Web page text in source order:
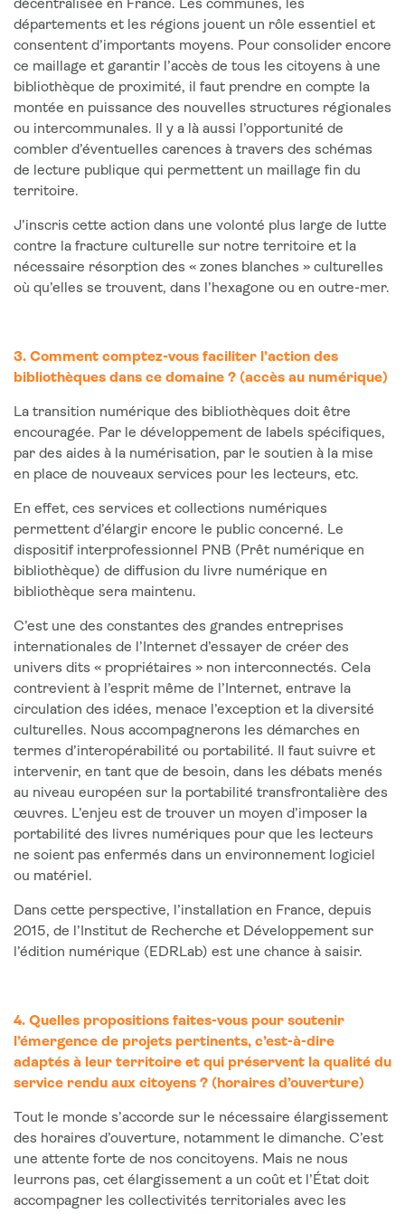
décentralisée en France. Les communes, les
départements et les régions jouent un rôle essentiel et
consentent d’importants moyens. Pour consolider encore
ce maillage et garantir l’accès de tous les citoyens à une
bibliothèque de proximité, il faut prendre en compte la
montée en puissance des nouvelles structures régionales
ou intercommunales. Il y a là aussi l’opportunité de
combler d’éventuelles carences à travers des schémas
de lecture publique qui permettent un maillage fin du
territoire.
J’inscris cette action dans une volonté plus large de lutte
contre la fracture culturelle sur notre territoire et la
nécessaire résorption des « zones blanches » culturelles
où qu’elles se trouvent, dans l’hexagone ou en outre-mer.
3. Comment comptez-vous faciliter l’action des
bibliothèques dans ce domaine ? (accès au numérique)
La transition numérique des bibliothèques doit être
encouragée. Par le développement de labels spécifiques,
par des aides à la numérisation, par le soutien à la mise
en place de nouveaux services pour les lecteurs, etc.
En effet, ces services et collections numériques
permettent d’élargir encore le public concerné. Le
dispositif interprofessionnel PNB (Prêt numérique en
bibliothèque) de diffusion du livre numérique en
bibliothèque sera maintenu.
C’est une des constantes des grandes entreprises
internationales de l’Internet d’essayer de créer des
univers dits « propriétaires » non interconnectés. Cela
contrevient à l’esprit même de l’Internet, entrave la
circulation des idées, menace l’exception et la diversité
culturelles. Nous accompagnerons les démarches en
termes d’interopérabilité ou portabilité. Il faut suivre et
intervenir, en tant que de besoin, dans les débats menés
au niveau européen sur la portabilité transfrontalière des
œuvres. L’enjeu est de trouver un moyen d’imposer la
portabilité des livres numériques pour que les lecteurs
ne soient pas enfermés dans un environnement logiciel
ou matériel.
Dans cette perspective, l’installation en France, depuis
2015, de l’Institut de Recherche et Développement sur
l’édition numérique (EDRLab) est une chance à saisir.
4. Quelles propositions faites-vous pour soutenir
l’émergence de projets pertinents, c’est-à-dire
adaptés à leur territoire et qui préservent la qualité du
service rendu aux citoyens ? (horaires d’ouverture)
Tout le monde s’accorde sur le nécessaire élargissement
des horaires d’ouverture, notamment le dimanche. C’est
une attente forte de nos concitoyens. Mais ne nous
leurrons pas, cet élargissement a un coût et l’État doit
accompagner les collectivités territoriales avec les